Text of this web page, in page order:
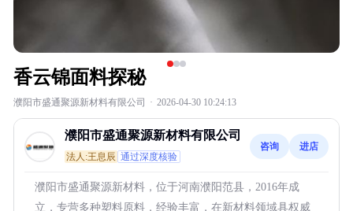
香云锦面料探秘
濮阳市盛通聚源新材料有限公司 · 2026-04-30 10:24:13
濮阳市盛通聚源新材料有限公司
法人:王息辰 通过深度核验
咨询 进店
濮阳市盛通聚源新材料，位于河南濮阳范县，2016年成
立，专营多种塑料原料，经验丰富，在新材料领域具权威